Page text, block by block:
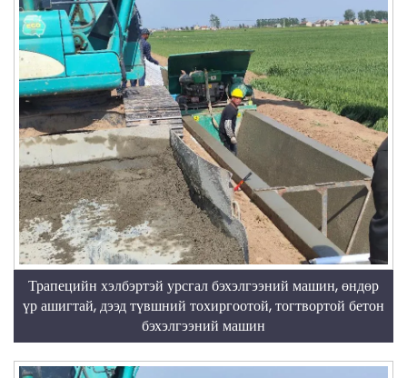
Трапецийн хэлбэртэй урсгал бэхэлгээний машин, өндөр
үр ашигтай, дээд түвшний тохиргоотой, тогтвортой бетон
бэхэлгээний машин